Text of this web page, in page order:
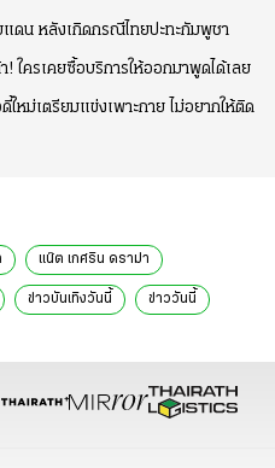
แดน หลังเกิดกรณีไทยปะทะกัมพูชา
ใครเคยซื้อบริการให้ออกมาพูดได้เลย
หม่เตรียมแข่งเพาะกาย ไม่อยากให้ติด
แน๊ต เกศริน ดราม่า
ข่าวบันเทิงวันนี้ ข่าววันนี้